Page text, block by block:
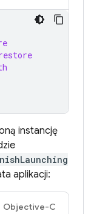
instancję
aplikacji:
Objective-C